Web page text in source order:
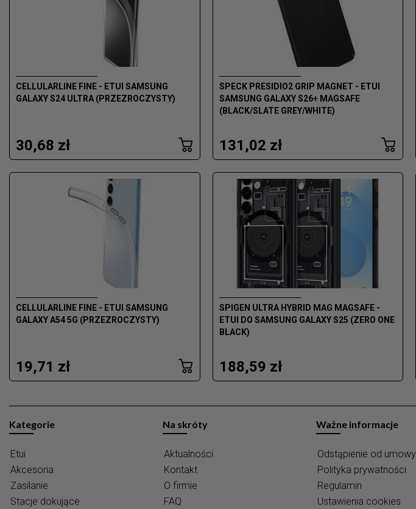
CELLULARLINE FINE - ETUI SAMSUNG
GALAXY S24 ULTRA (PRZEZROCZYSTY)
30,68 zł
SPECK PRESIDIO2 GRIP MAGNET - ETUI
SAMSUNG GALAXY S26+ MAGSAFE
(BLACK/SLATE GREY/WHITE)
131,02 zł
CELLULARLINE FINE - ETUI SAMSUNG
GALAXY A54 5G (PRZEZROCZYSTY)
19,71 zł
SPIGEN ULTRA HYBRID MAG MAGSAFE -
ETUI DO SAMSUNG GALAXY S25 (ZERO ONE
BLACK)
188,59 zł
Kategorie
Etui
Akcesoria
Zasilanie
Stacje dokujące
Na skróty
Aktualności
Kontakt
O firmie
FAQ
Ważne informacje
Odstąpienie od umowy
Polityka prywatności
Regulamin
Ustawienia cookies